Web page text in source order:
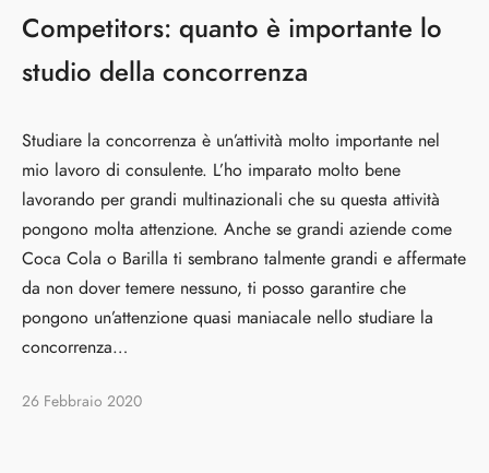
Competitors: quanto è importante lo
studio della concorrenza
Studiare la concorrenza è un’attività molto importante nel
mio lavoro di consulente. L’ho imparato molto bene
lavorando per grandi multinazionali che su questa attività
pongono molta attenzione. Anche se grandi aziende come
Coca Cola o Barilla ti sembrano talmente grandi e affermate
da non dover temere nessuno, ti posso garantire che
pongono un’attenzione quasi maniacale nello studiare la
concorrenza…
26 Febbraio 2020